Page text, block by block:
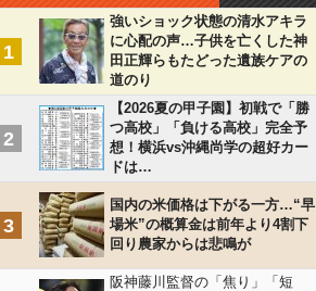
1
強いショック状態の清水アキラ
に心配の声…子供を亡くした神
田正輝らもたどった遺族ケアの
道のり
2
【2026夏の甲子園】初戦で「勝
つ高校」「負ける高校」完全予
想！横浜vs沖縄尚学の超好カー
ドは…
3
国内の米価格は下がる一方…“早
場米”の概算金は前年より4割下
回り農家からは悲鳴が
阪神藤川監督の「焦り」「短